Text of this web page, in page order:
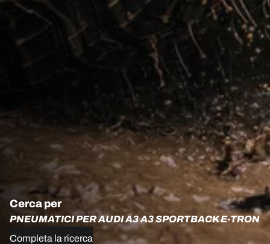
Cerca per
PNEUMATICI PER AUDI A3 A3 SPORTBACK E-TRON
Completa la ricerca